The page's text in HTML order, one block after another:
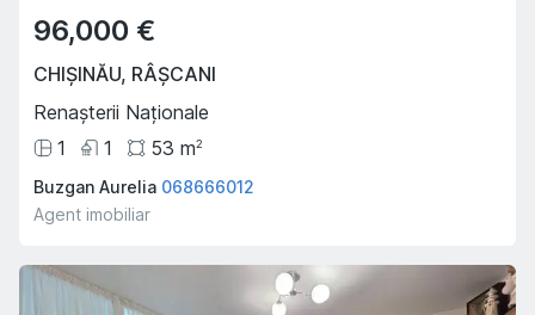
96,000 €
CHIȘINĂU, RÂȘCANI
Renașterii Naționale
1
1 53 m2
Buzgan Aurelia 068666012
Agent imobiliar